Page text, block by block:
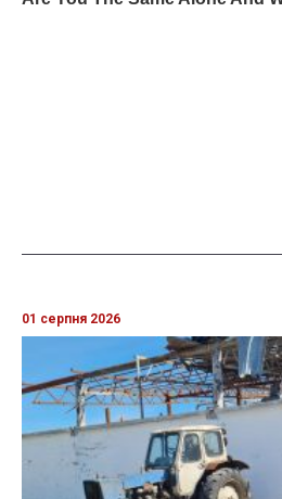
01 серпня 2026